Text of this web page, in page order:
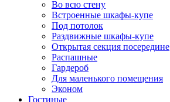
Во всю стену
Встроенные шкафы-купе
Под потолок
Раздвижные шкафы-купе
Открытая секция посередине
Распашные
Гардероб
Для маленького помещения
Эконом
Гостиные